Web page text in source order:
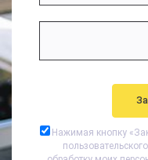
Нажимая кнопку «